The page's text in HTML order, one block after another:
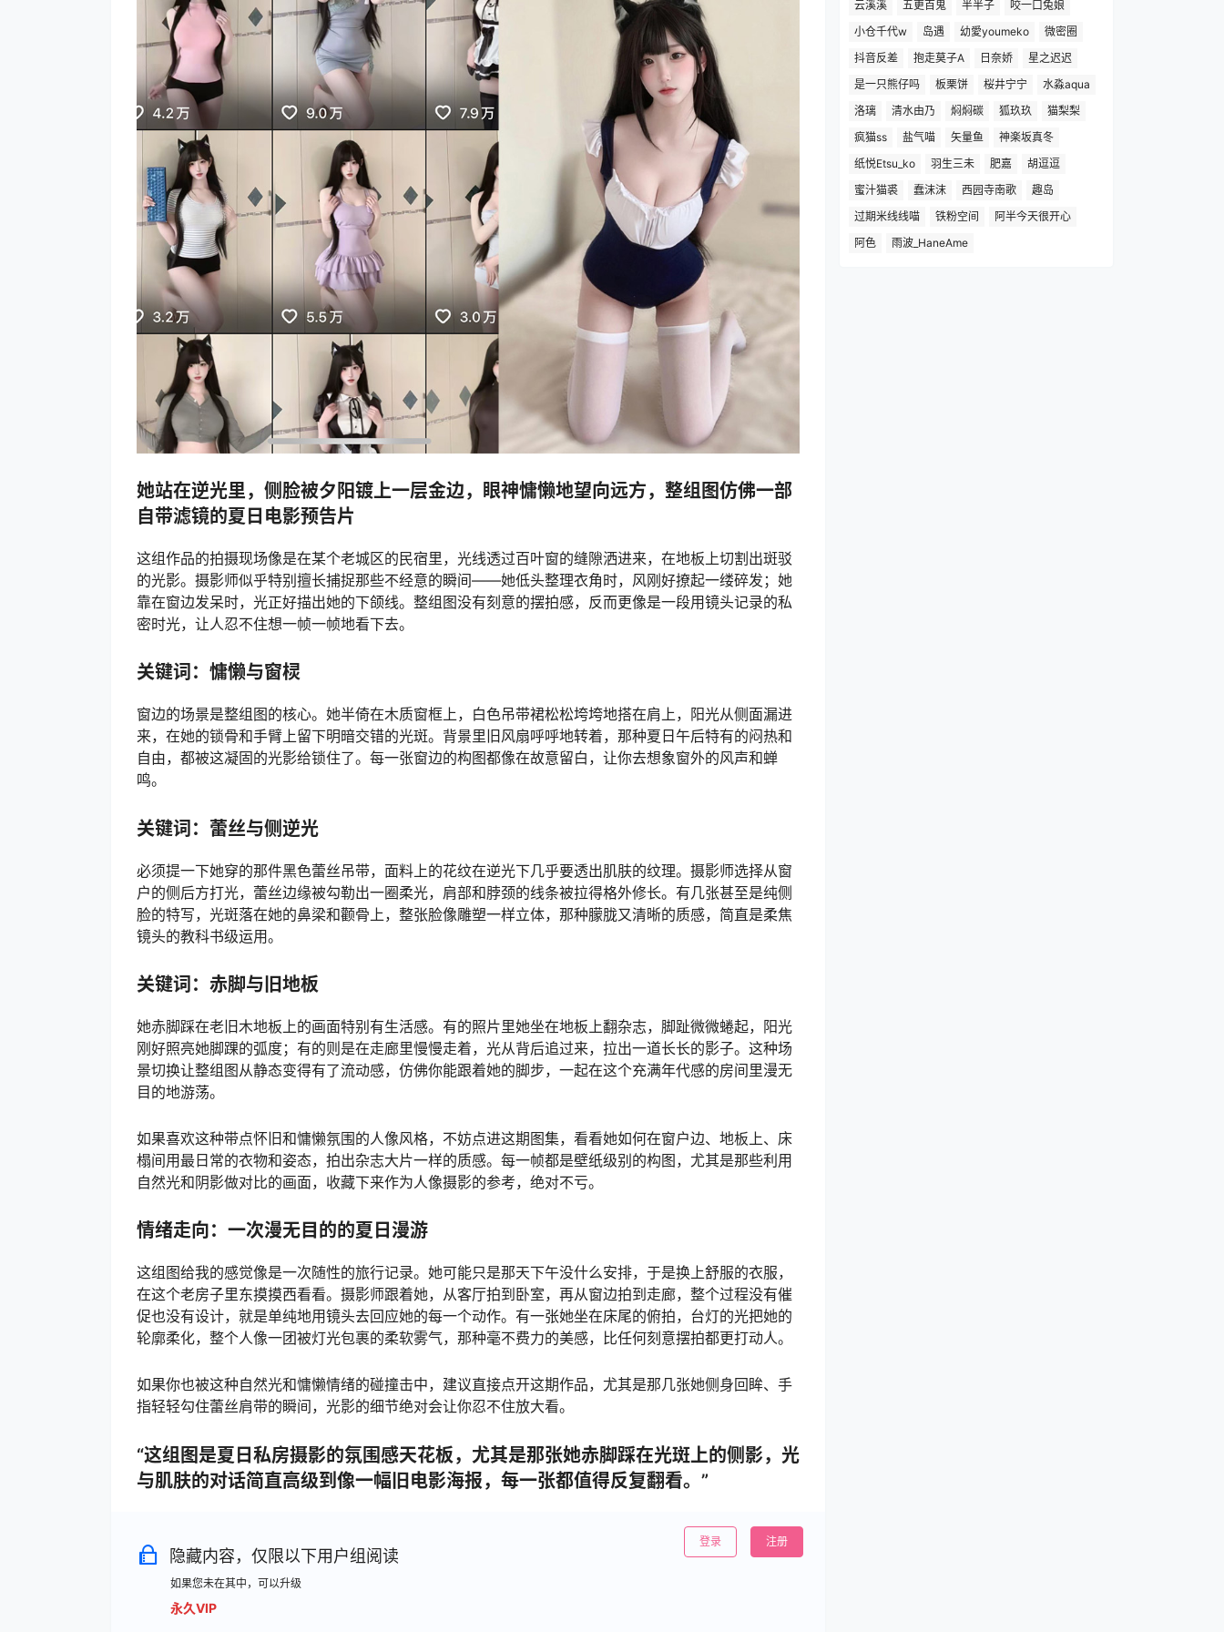
她站在逆光里，侧脸被夕阳镀上一层金边，眼神慵懒地望向远方，整组图仿佛一部
自带滤镜的夏日电影预告片
这组作品的拍摄现场像是在某个老城区的民宿里，光线透过百叶窗的缝隙洒进来，在地板上切割出斑驳
的光影。摄影师似乎特别擅长捕捉那些不经意的瞬间——她低头整理衣角时，风刚好撩起一缕碎发；她
靠在窗边发呆时，光正好描出她的下颌线。整组图没有刻意的摆拍感，反而更像是一段用镜头记录的私
密时光，让人忍不住想一帧一帧地看下去。
关键词：慵懒与窗棂
窗边的场景是整组图的核心。她半倚在木质窗框上，白色吊带裙松松垮垮地搭在肩上，阳光从侧面漏进
来，在她的锁骨和手臂上留下明暗交错的光斑。背景里旧风扇呼呼地转着，那种夏日午后特有的闷热和
自由，都被这凝固的光影给锁住了。每一张窗边的构图都像在故意留白，让你去想象窗外的风声和蝉
鸣。
关键词：蕾丝与侧逆光
必须提一下她穿的那件黑色蕾丝吊带，面料上的花纹在逆光下几乎要透出肌肤的纹理。摄影师选择从窗
户的侧后方打光，蕾丝边缘被勾勒出一圈柔光，肩部和脖颈的线条被拉得格外修长。有几张甚至是纯侧
脸的特写，光斑落在她的鼻梁和颧骨上，整张脸像雕塑一样立体，那种朦胧又清晰的质感，简直是柔焦
镜头的教科书级运用。
关键词：赤脚与旧地板
她赤脚踩在老旧木地板上的画面特别有生活感。有的照片里她坐在地板上翻杂志，脚趾微微蜷起，阳光
刚好照亮她脚踝的弧度；有的则是在走廊里慢慢走着，光从背后追过来，拉出一道长长的影子。这种场
景切换让整组图从静态变得有了流动感，仿佛你能跟着她的脚步，一起在这个充满年代感的房间里漫无
目的地游荡。
如果喜欢这种带点怀旧和慵懒氛围的人像风格，不妨点进这期图集，看看她如何在窗户边、地板上、床
榻间用最日常的衣物和姿态，拍出杂志大片一样的质感。每一帧都是壁纸级别的构图，尤其是那些利用
自然光和阴影做对比的画面，收藏下来作为人像摄影的参考，绝对不亏。
情绪走向：一次漫无目的的夏日漫游
这组图给我的感觉像是一次随性的旅行记录。她可能只是那天下午没什么安排，于是换上舒服的衣服，
在这个老房子里东摸摸西看看。摄影师跟着她，从客厅拍到卧室，再从窗边拍到走廊，整个过程没有催
促也没有设计，就是单纯地用镜头去回应她的每一个动作。有一张她坐在床尾的俯拍，台灯的光把她的
轮廓柔化，整个人像一团被灯光包裹的柔软雾气，那种毫不费力的美感，比任何刻意摆拍都更打动人。
如果你也被这种自然光和慵懒情绪的碰撞击中，建议直接点开这期作品，尤其是那几张她侧身回眸、手
指轻轻勾住蕾丝肩带的瞬间，光影的细节绝对会让你忍不住放大看。
“这组图是夏日私房摄影的氛围感天花板，尤其是那张她赤脚踩在光斑上的侧影，光
与肌肤的对话简直高级到像一幅旧电影海报，每一张都值得反复翻看。”
隐藏内容，仅限以下用户组阅读
如果您未在其中，可以升级
永久VIP
登录 注册
云溪溪 五更百鬼 半半子
咬一口兔娘
小仓千代w
岛遇 幼愛youmeko
微密圈
抖音反差
抱走莫子A 日奈娇
星之迟迟
是一只熊仔吗
板栗饼 桜井宁宁
水淼aqua
洛璃
清水由乃 焖焖碳 狐玖玖
猫梨梨
疯猫ss
盐气喵 矢量鱼
神楽坂真冬
纸悦Etsu_ko
羽生三未 肥嘉
胡逗逗
蜜汁猫裘
蠢沫沫 西园寺南歌
趣岛
过期米线线喵
铁粉空间
阿半今天很开心
阿色
雨波_HaneAme